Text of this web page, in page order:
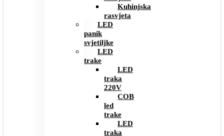
Kuhinjska
rasvjeta
LED
panik
svjetiljke
LED
trake
LED
traka
220V
COB
led
trake
LED
traka